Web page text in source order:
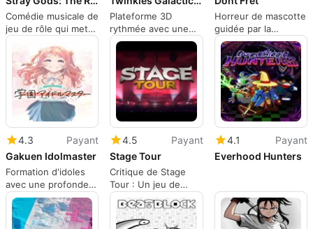
Comédie musicale de
jeu de rôle qui met
les choix au centre
de la scène
Plateforme 3D
rythmée avec une
esthétique et une
histoire d'anime des
années 90
Horreur de mascotte
guidée par la
musique où vous
jouez comme une
guitare vivante
4.3
Payant
Gakuen Idolmaster
Formation d'idoles
avec une profondeur
roguelike et des
performances
scéniques évolutives
4.5
Payant
Stage Tour
Critique de Stage
Tour : Un jeu de
rythme PC axé sur le
groupe
4.1
Payant
Everhood Hunters